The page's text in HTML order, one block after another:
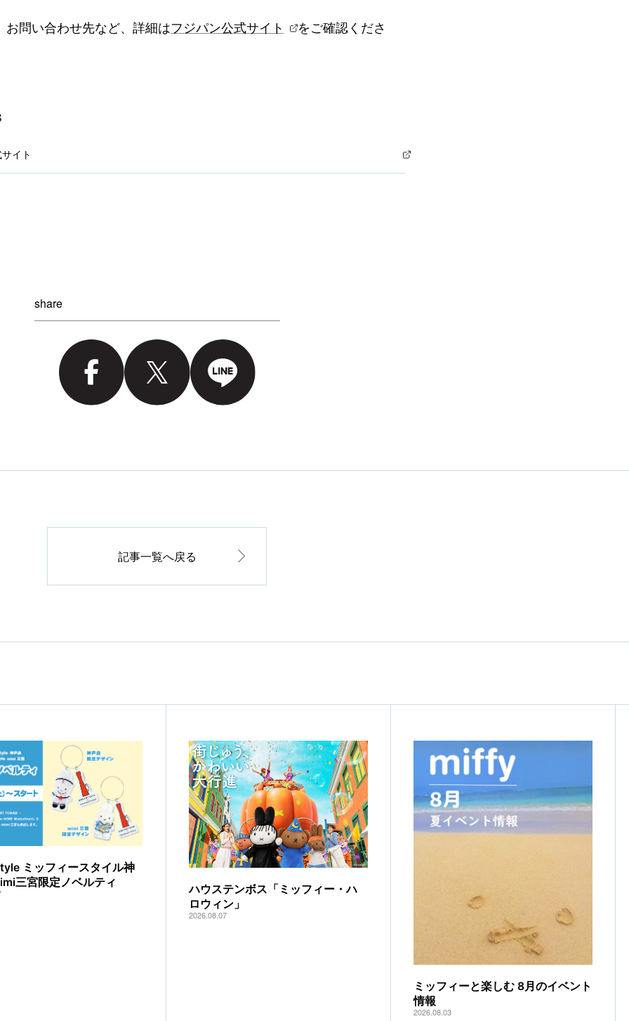
お問い合わせ先など、詳細はフジパン公式サイト
をご確認くださ
イト
share
記事一覧へ戻る
ミッフィースタイル神
三宮限定ノベルティ
ハウステンボス「ミッフィー・ハ
ロウィン」
2026.08.07
ミッフィーと楽しむ 8月のイベント
情報
2026.08.03